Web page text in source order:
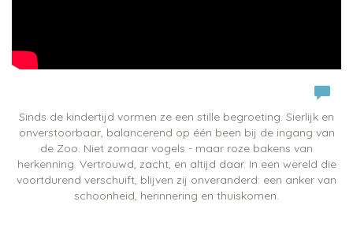
Sinds de kindertijd vormen ze een stille begroeting. Sierlijk en
onverstoorbaar, balancerend op één been bij de ingang van
de Zoo. Niet zomaar vogels - maar roze bakens van
herkenning. Vertrouwd, zacht, en altijd daar. In een wereld die
voortdurend verschuift, blijven zij onveranderd: een anker van
schoonheid, herinnering en thuiskomen.